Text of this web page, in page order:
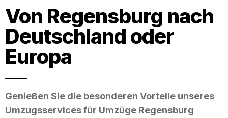
Von Regensburg nach
Deutschland oder
Europa
Genießen Sie die besonderen Vorteile unseres
Umzugsservices für Umzüge Regensburg